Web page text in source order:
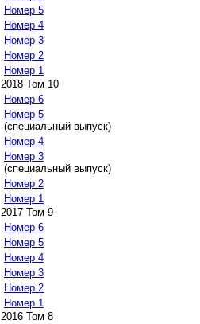
Номер 5
Номер 4
Номер 3
Номер 2
Номер 1
2018 Том 10
Номер 6
Номер 5
(специальный выпуск)
Номер 4
Номер 3
(специальный выпуск)
Номер 2
Номер 1
2017 Том 9
Номер 6
Номер 5
Номер 4
Номер 3
Номер 2
Номер 1
2016 Том 8